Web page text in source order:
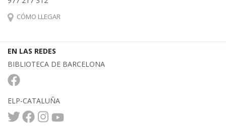
CÓMO LLEGAR
EN LAS REDES
BIBLIOTECA DE BARCELONA
ELP-CATALUÑA